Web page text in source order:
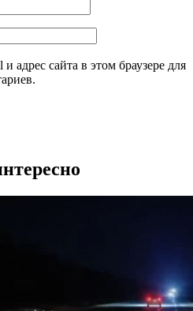
адрес сайта в этом браузере для